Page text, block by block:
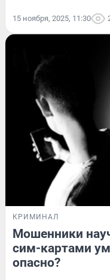
15 ноября, 2025, 11:30
КРИМИНАЛ
Мошенники
сим-картами
опасно?